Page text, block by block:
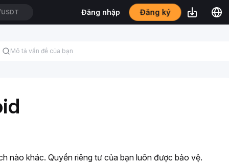
Đăng nhập Đăng ký
nào khác. Quyền riêng tư của bạn luôn được bảo vệ.